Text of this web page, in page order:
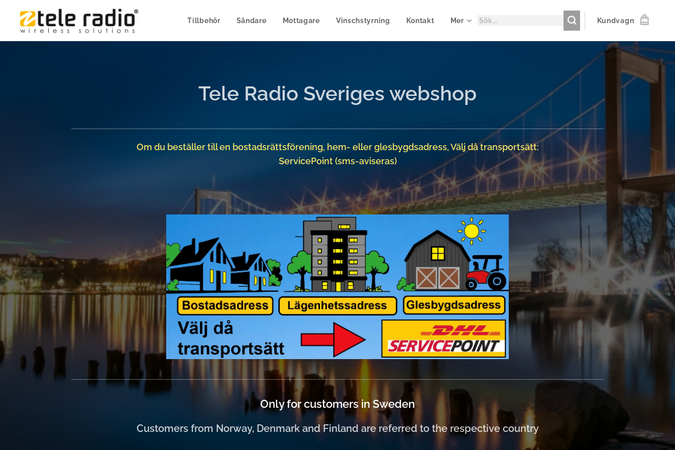
Tillbehör Sändare Mottagare Vinschstyrning Kontakt Mer Kundvagn
Tele Radio Sveriges webshop
Om du beställer till en bostadsrättsförening, hem- eller glesbygdsadress,Välj då transportsätt:
ServicePoint (sms-aviseras)
Only for customers in Sweden
Customers from Norway, Denmark and Finland are referred to the respective country